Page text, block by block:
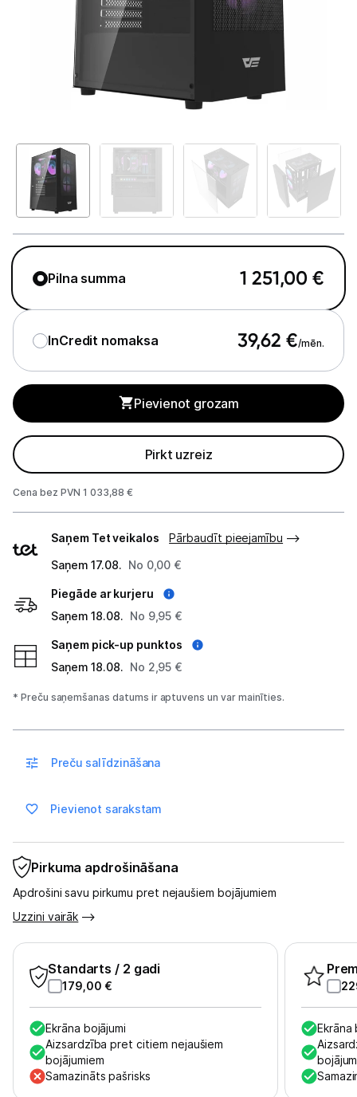
GAMING pasaule >
Portatīvie datori un piederumi
Audio
Stacionārie datori un piederumi
Stacionārie datori
Monitori
Peles
Klaviatūras
Web kameras
Spēļu konsoles un piederumi
Projektori un ekrāni
Tīkla iekārtas
Drukas iekārtas
Biroja piederumi
Telefoni, planšetdatori
Viedierīces
Vēlmju saraksts
Piegāde un apmaksa
Tehnikas izvešana
Uzņēmumiem
Pilna summa 1 251,00 €
InCredit nomaksa 39,62 €/mēn.
Pievienot grozam
Pirkt uzreiz
Cena bez PVN 1 033,88 €
veidi
Saņem Tet veikalos
Pārbaudīt pieejamību
Saņem 17.08. No 0,00 €
Piegāde ar kurjeru
Saņem 18.08. No 9,95 €
Saņem pick-up punktos
Saņem 18.08. No 2,95 €
* Preču saņemšanas datums ir aptuvens un var mainīties.
Preču salīdzināšana
Pievienot sarakstam
Pirkuma apdrošināšana
Apdrošini savu pirkumu pret nejaušiem bojājumiem
Uzzini vairāk
Standarts / 2 gadi
179,00 €
Ekrāna bojājumi
Aizsardzība pret citiem nejaušiem
bojājumiem
Samazināts pašrisks
Ekrāna